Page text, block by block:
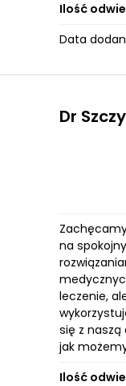
Ilość
Data
Dr
na
leczenie,
się z naszą
jak
Ilość